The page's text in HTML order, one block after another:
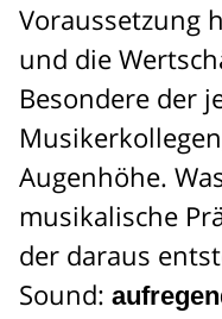
Voraussetzung
und die
Besondere der
Augenhöhe.
musikalische
der daraus
Sound: